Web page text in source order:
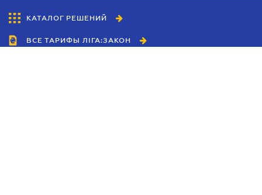
КАТАЛОГ РЕШЕНИЙ
ВСЕ ТАРИФЫ ЛІГА:ЗАКОН